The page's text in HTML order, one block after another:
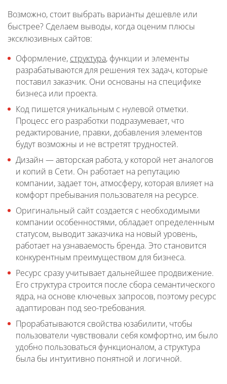
Возможно, стоит выбрать варианты дешевле или
быстрее? Сделаем выводы, когда оценим плюсы
эксклюзивных сайтов:
Оформление, структура, функции и элементы
разрабатываются для решения тех задач, которые
поставил заказчик. Они основаны на специфике
бизнеса или проекта.
Код пишется уникальным с нулевой отметки.
Процесс его разработки подразумевает, что
редактирование, правки, добавления элементов
будут возможны и не встретят трудностей.
Дизайн — авторская работа, у которой нет аналогов
и копий в Сети. Он работает на репутацию
компании, задает тон, атмосферу, которая влияет на
комфорт пребывания пользователя на ресурсе.
Оригинальный сайт создается с необходимыми
компании особенностями, обладает определенным
статусом, выводит заказчика на новый уровень,
работает на узнаваемость бренда. Это становится
конкурентным преимуществом для бизнеса.
Ресурс сразу учитывает дальнейшее продвижение.
Его структура строится после сбора семантического
ядра, на основе ключевых запросов, поэтому ресурс
адаптирован под seo-требования.
Прорабатываются свойства юзабилити, чтобы
пользователи чувствовали себя комфортно, им было
удобно пользоваться функционалом, а структура
была бы интуитивно понятной и логичной.